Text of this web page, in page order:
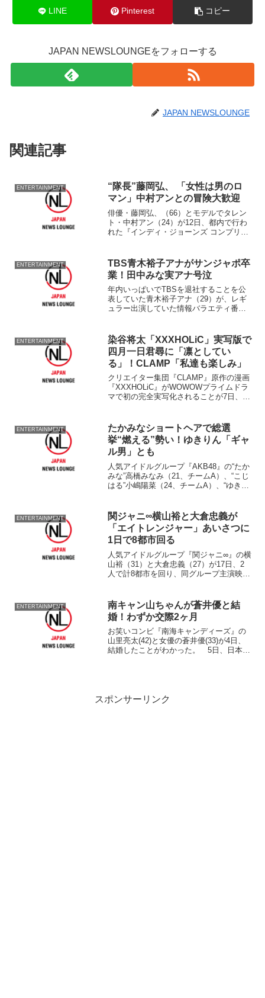
LINE Pinterest コピー
JAPAN NEWSLOUNGEをフォローする
JAPAN NEWSLOUNGE
関連記事
ENTERTAINMENT
“隊長”藤岡弘、 「女性は男のロ
マン」中村アンとの冒険大歓迎
俳優・藤岡弘、（66）とモデルでタレン
ト・中村アン（24）が12日、都内で行わ
れた『インディ・ジョーンズ コンプリー
イベントに出席した。 シリーズの大フ
ァンと話す藤岡は...
ENTERTAINMENT
TBS青木裕子アナがサンジャポ卒
業！田中みな実アナ号泣
年内いっぱいでTBSを退社することを公
表していた青木裕子アナ（29）が、レギ
ュラー出演していた情報バラエティ番組
アナは入社年から7年半にわたり同番組を
盛り上げ続け、...
ENTERTAINMENT
染谷将太「XXXHOLiC」実写版で
四月一日君尋に「凛としてい
る」！CLAMP「私達も楽しみ」
クリエイター集団『CLAMP』原作の漫画
『XXXHOLiC』がWOWOWプライムドラ
マで初の完全実写化されることが7日、同
る“ミセ”の女主人・壱原侑子を女優・杏
（26）が...
ENTERTAINMENT
たかみなショートヘアで総選
挙“燃える”勢い！ゆきりん「ギャ
ル男」とも
人気アイドルグループ『AKB48』の“たか
みな”高橋みなみ（21、チームA）、“こじ
はる”小嶋陽菜（24、チームA）、“ゆきり
『2012年 JASRAC賞』...
ENTERTAINMENT
関ジャニ∞横山裕と大倉忠義が
「エイトレンジャー」あいさつに
1日で8都市回る
人気アイドルグループ『関ジャニ∞』の横
山裕（31）と大倉忠義（27）が17日、2
人で計8都市を回り、同グループ主演映画
岡、広島、大倉が東京、浜松、名古屋、
大阪、岡山を訪...
ENTERTAINMENT
南キャン山ちゃんが蒼井優と結
婚！わずか交際2ヶ月
お笑いコンビ『南海キャンディーズ』の
山里亮太(42)と女優の蒼井優(33)が4日、
結婚したことがわかった。 5日、日本テ
スポンサーリンク